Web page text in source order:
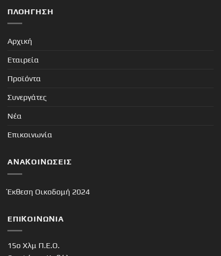
ΠΛΟΉΓΗΣΗ
Αρχική
Εταιρεία
Προϊόντα
Συνεργάτες
Νέα
Επικοινωνία
ΑΝΑΚΟΙΝΏΣΕΙΣ
Έκθεση Οικοδομή 2024
ΕΠΙΚΟΙΝΩΝΊΑ
15o Χλμ Π.Ε.Ο.